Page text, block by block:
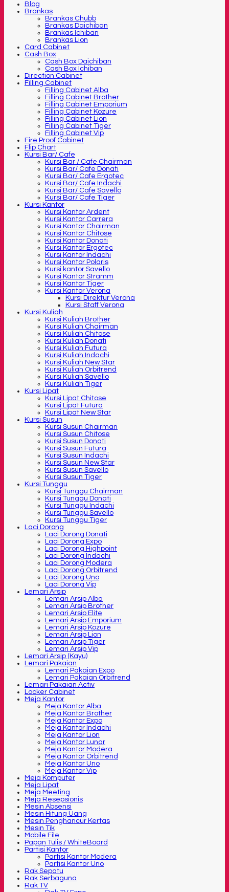
Blog
Brankas
Brankas Chubb
Brankas Daichiban
Brankas Ichiban
Brankas Lion
Card Cabinet
Cash Box
Cash Box Daichiban
Cash Box Ichiban
Direction Cabinet
Filling Cabinet
Filling Cabinet Alba
Filling Cabinet Brother
Filling Cabinet Emporium
Filling Cabinet Kozure
Filling Cabinet Lion
Filling Cabinet Tiger
Filling Cabinet Vip
Fire Proof Cabinet
Flip Chart
Kursi Bar/ Cafe
Kursi Bar / Cafe Chairman
Kursi Bar/ Cafe Donati
Kursi Bar/ Cafe Ergotec
Kursi Bar/ Cafe Indachi
Kursi Bar/ Cafe Savello
Kursi Bar/ Cafe Tiger
Kursi Kantor
Kursi Kantor Ardent
Kursi Kantor Carrera
Kursi Kantor Chairman
Kursi Kantor Chitose
Kursi Kantor Donati
Kursi Kantor Ergotec
Kursi Kantor Indachi
Kursi Kantor Polaris
Kursi kantor Savello
Kursi Kantor Stramm
Kursi Kantor Tiger
Kursi Kantor Verona
Kursi Direktur Verona
Kursi Staff Verona
Kursi Kuliah
Kursi Kuliah Brother
Kursi Kuliah Chairman
Kursi Kuliah Chitose
Kursi Kuliah Donati
Kursi Kuliah Futura
Kursi Kuliah Indachi
Kursi Kuliah New Star
Kursi Kuliah Orbitrend
Kursi Kuliah Savello
Kursi Kuliah Tiger
Kursi Lipat
Kursi Lipat Chitose
Kursi Lipat Futura
Kursi Lipat New Star
Kursi Susun
Kursi Susun Chairman
Kursi Susun Chitose
Kursi Susun Donati
Kursi Susun Futura
Kursi Susun Indachi
Kursi Susun New Star
Kursi Susun Savello
Kursi Susun Tiger
Kursi Tunggu
Kursi Tunggu Chairman
Kursi Tunggu Donati
Kursi Tunggu Indachi
Kursi Tunggu Savello
Kursi Tunggu Tiger
Laci Dorong
Laci Dorong Donati
Laci Dorong Expo
Laci Dorong Highpoint
Laci Dorong Indachi
Laci Dorong Modera
Laci Dorong Orbitrend
Laci Dorong Uno
Laci Dorong Vip
Lemari Arsip
Lemari Arsip Alba
Lemari Arsip Brother
Lemari Arsip Elite
Lemari Arsip Emporium
Lemari Arsip Kozure
Lemari Arsip Lion
Lemari Arsip Tiger
Lemari Arsip Vip
Lemari Arsip (Kayu)
Lemari Pakaian
Lemari Pakaian Expo
Lemari Pakaian Orbitrend
Lemari Pakaian Activ
Locker Cabinet
Meja Kantor
Meja Kantor Alba
Meja Kantor Brother
Meja Kantor Expo
Meja Kantor Indachi
Meja Kantor Lion
Meja Kantor Lunar
Meja Kantor Modera
Meja Kantor Orbitrend
Meja Kantor Uno
Meja Kantor Vip
Meja Komputer
Meja Lipat
Meja Meeting
Meja Resepsionis
Mesin Absensi
Mesin Hitung Uang
Mesin Penghancur Kertas
Mesin Tik
Mobile File
Papan Tulis / WhiteBoard
Partisi Kantor
Partisi Kantor Modera
Partisi Kantor Uno
Rak Sepatu
Rak Serbaguna
Rak TV